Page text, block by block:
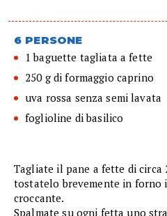
6 PERSONE
1 baguette tagliata a fette
250 g di formaggio caprino
uva rossa senza semi lavata
foglioline di basilico
Tagliate il pane a fette di circa
tostatelo brevemente in forno
croccante.
Spalmate su ogni fetta uno